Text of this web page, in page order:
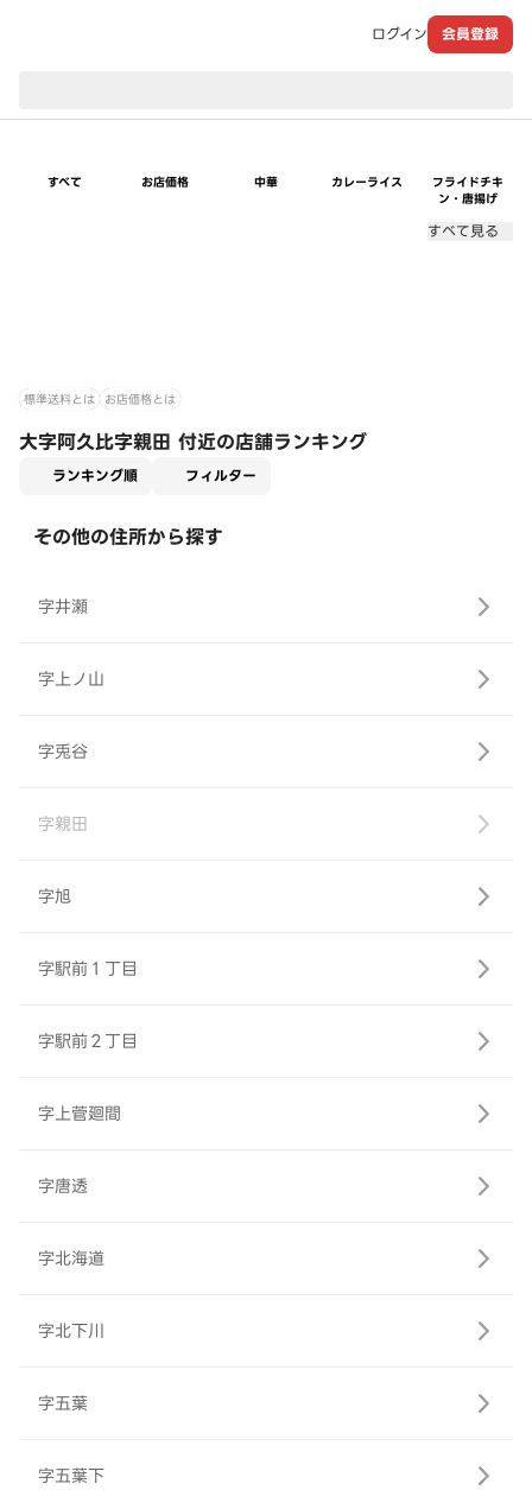
ログイン 会員登録
すべて お店価格 中華 カレーライス
フライドチキ
ン・唐揚げ
すべて見る
標準送料とは お店価格とは
大字阿久比字親田 付近の店舗ランキング
ランキング順 フィルター
その他の住所から探す
字井瀬
字上ノ山
字兎谷
字親田
字旭
字駅前１丁目
字駅前２丁目
字上菅廻間
字唐透
字北海道
字北下川
字五葉
字五葉下